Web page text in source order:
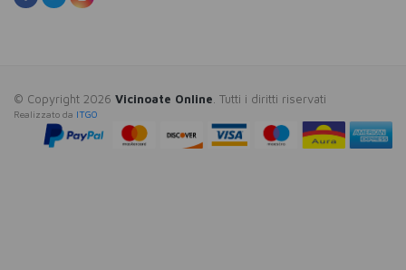
© Copyright 2026 Vicinoate Online. Tutti i diritti riservati
Realizzato da ITGO